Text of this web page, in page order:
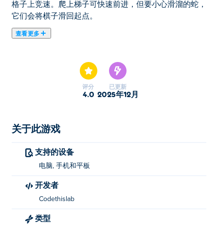
格子上竞速。爬上梯子可快速前进，但要小心滑溜的蛇，
它们会将棋子滑回起点。
查看更多
评分
4.0
已更新
2025年12月
关于此游戏
支持的设备
电脑, 手机和平板
开发者
Codethislab
类型